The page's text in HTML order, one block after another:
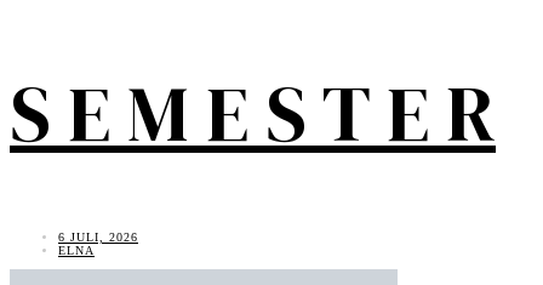
S E M E S T E R
6 JULI, 2026
ELNA